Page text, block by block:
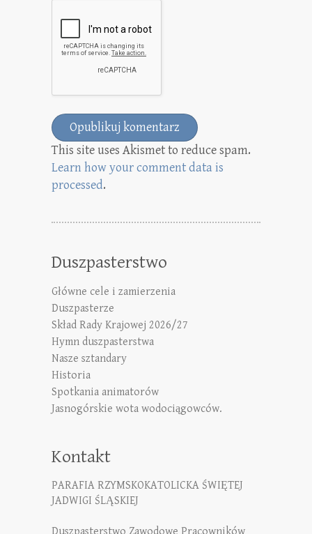
This site uses Akismet to reduce spam.
Learn how your comment data is
processed.
Duszpasterstwo
Główne cele i zamierzenia
Duszpasterze
Skład Rady Krajowej 2026/27
Hymn duszpasterstwa
Nasze sztandary
Historia
Spotkania animatorów
Jasnogórskie wota wodociągowców.
Kontakt
PARAFIA RZYMSKOKATOLICKA ŚWIĘTEJ
JADWIGI ŚLĄSKIEJ
Duszpasterstwo Zawodowe Pracowników